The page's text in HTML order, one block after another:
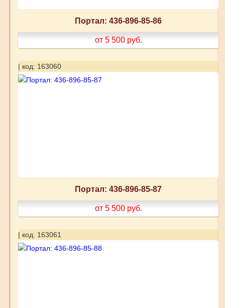
Портал: 436-896-85-86
от 5 500 руб.
| код: 163060
Портал: 436-896-85-87
от 5 500 руб.
| код: 163061